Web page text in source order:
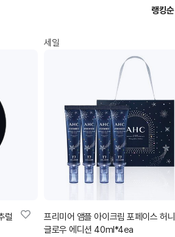
랭킹순
럴
세일
프리미어 앰플 아이크림 포페이스 허니
글로우 에디션 40ml*4ea